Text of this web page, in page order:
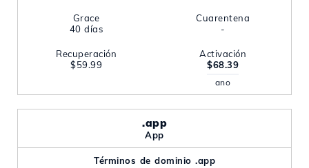
Grace
40 días
Cuarentena
-
Recuperación
$59.99
Activación
$68.39
ano
.app
App
Términos de dominio .app